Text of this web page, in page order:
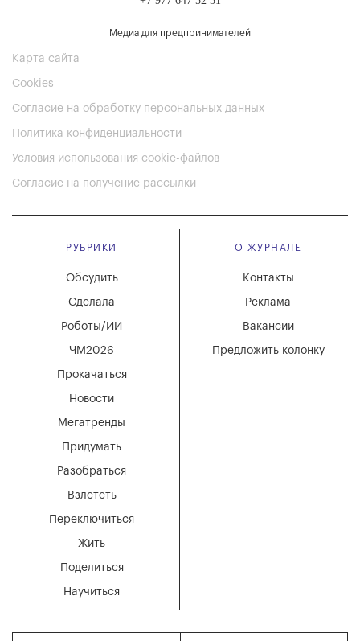
Медиа для предпринимателей
Карта сайта
Cookies
Согласие на обработку персональных данных
Политика конфиденциальности
Условия использования cookie-файлов
Согласие на получение рассылки
РУБРИКИ
Мегатренды
Придумать
Разобраться
Взлететь
Новости
Переключиться
Жить
Поделиться
Научиться
Обсудить
Сделала
Роботы/ИИ
ЧМ2026
Прокачаться
О ЖУРНАЛЕ
Вакансии
Реклама
Контакты
Предложить колонку